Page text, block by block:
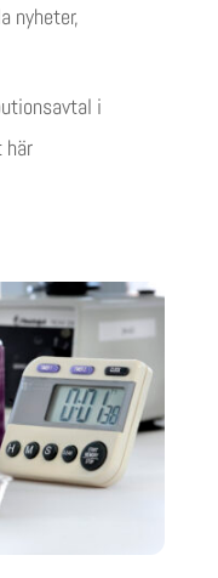
nyheter,
i
här